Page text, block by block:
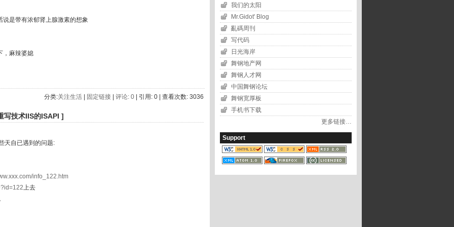
是带有浓郁肾上腺激素的想象
，麻辣婆媳
分类:关注生活 固定链接 评论: 0 | 引用: 0 | 查看次数: 3036
写技术IIS的ISAPI ]
天自已遇到的问题:
info_122.htm
上去
我们的太阳
Mr.Gidot' Blog
亂碼周刊
写代码
日光海岸
舞钢地产网
舞钢人才网
中国舞钢论坛
舞钢宽厚板
手机书下载
更多链接…
Support